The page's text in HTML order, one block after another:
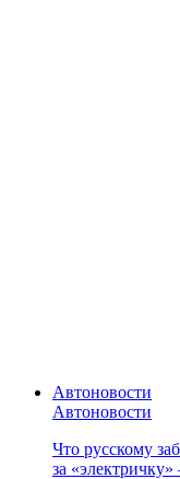
Автоновости
Автоновости
Что русскому
за